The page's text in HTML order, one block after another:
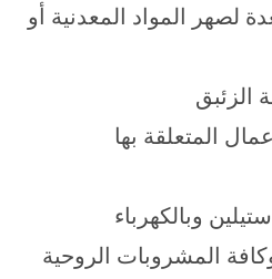
لصهر المواد المعدنية أو
الزئبق
المتعلقة بها
وبالكهرباء
المشروبات الروحية